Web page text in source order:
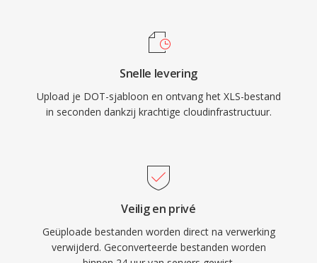
Snelle levering
Upload je DOT-sjabloon en ontvang het XLS-bestand
in seconden dankzij krachtige cloudinfrastructuur.
Veilig en privé
Geüploade bestanden worden direct na verwerking
verwijderd. Geconverteerde bestanden worden